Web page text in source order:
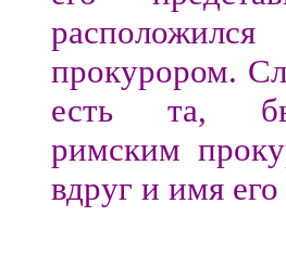
прокурором.
есть та,
римским
вдруг и имя